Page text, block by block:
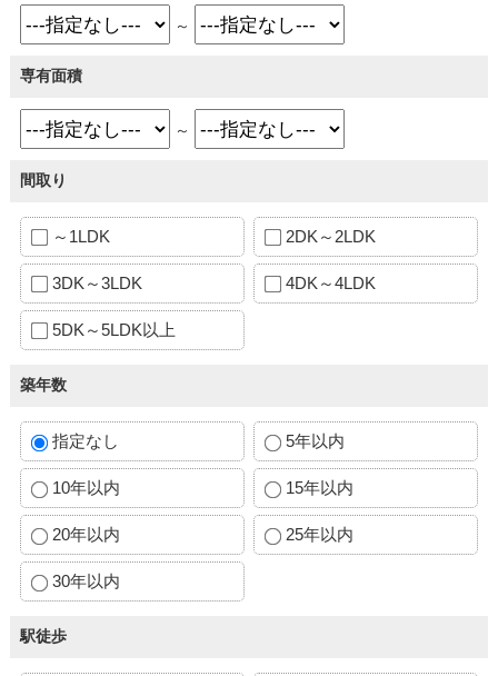
～
専有面積
～
間取り
～1LDK 2DK～2LDK
3DK～3LDK 4DK～4LDK
5DK～5LDK以上
築年数
指定なし 5年以内
10年以内 15年以内
20年以内 25年以内
30年以内
駅徒歩